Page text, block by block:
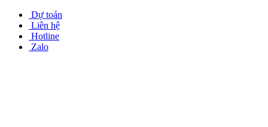
Dự toán
Liên hệ
Hotline
Zalo